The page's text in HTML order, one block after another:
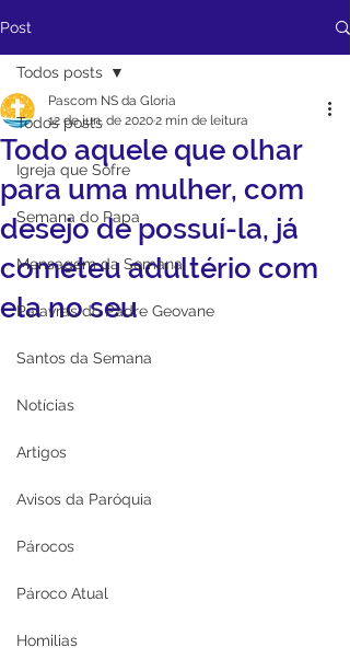
Post
Todos posts
Igreja que Sofre
Semana do Papa
Mensagem da Semana
Palavras do Padre Geovane
Santos da Semana
Notícias
Artigos
Avisos da Paróquia
Párocos
Pároco Atual
Homilias
Todos posts
Todo aquele que olhar
para uma mulher, com
desejo de possuí-la, já
cometeu adultério com
ela no seu
Pascom NS da Gloria
12 de jun. de 20202 min de leitura